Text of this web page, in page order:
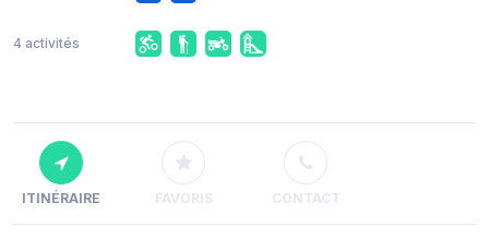
4 activités
ITINÉRAIRE FAVORIS CONTACT